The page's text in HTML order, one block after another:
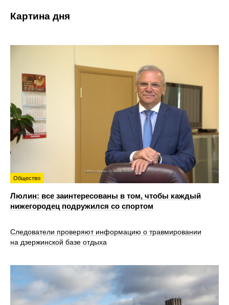
Картина дня
Общество
Люлин: все заинтересованы в том, чтобы каждый
нижегородец подружился со спортом
Следователи проверяют информацию о травмировании
на дзержинской базе отдыха